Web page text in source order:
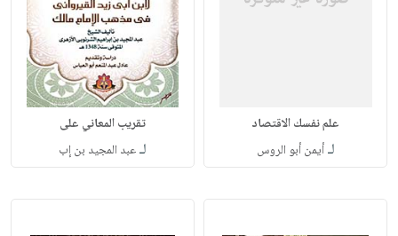
علم نفسك الاقتصاد
لـأيمن أبو الروس
تقريب المعاني على
لـعبد المجيد بن إب